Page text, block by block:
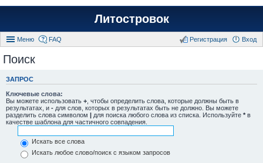
Литостровок
Меню FAQ Вход
Регистрация
Поиск
ЗАПРОС
Ключевые слова:
Вы можете использовать + , чтобы определить слова, которые должны быть в
результатах, и - для слов, которых в результатах быть не должно. Вы можете
разделить слова символом | для поиска любого слова из списка. Используйте * в
качестве шаблона для частичного совпадения.
Искать все слова
Искать любое слово/поиск с языком запросов